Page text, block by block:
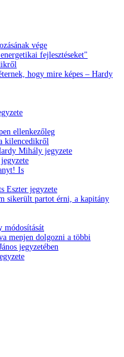
vége
fejlesztéseket"
hogy mire képes – Hardy
ellenkezőleg
kilencedikről
Mihály jegyzete
Is
Eszter jegyzete
sikerült partot érni, a kapitány
módosítását
menjen dolgozni a többi
jegyzetében